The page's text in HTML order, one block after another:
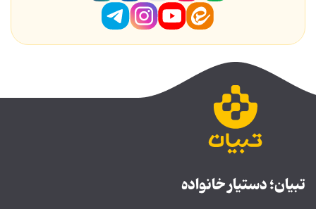
تبیان؛ دستیار خانواده